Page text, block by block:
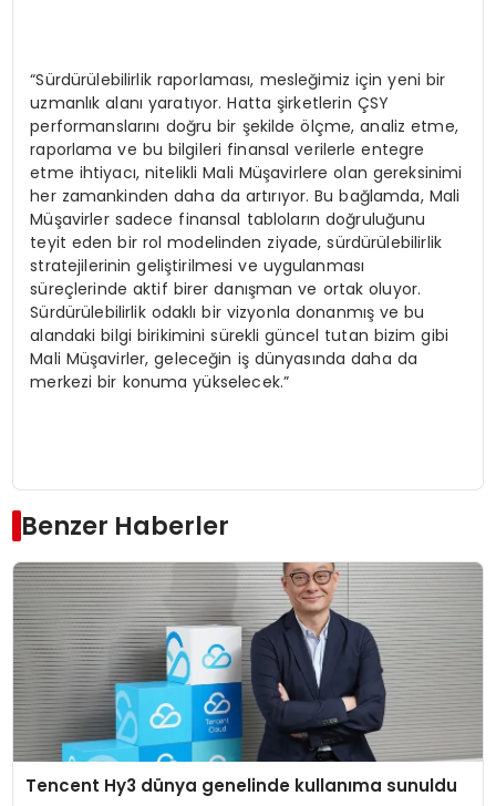
“Sürdürülebilirlik raporlaması, mesleğimiz için yeni bir
uzmanlık alanı yaratıyor. Hatta şirketlerin ÇSY
performanslarını doğru bir şekilde ölçme, analiz etme,
raporlama ve bu bilgileri finansal verilerle entegre
etme ihtiyacı, nitelikli Mali Müşavirlere olan gereksinimi
her zamankinden daha da artırıyor. Bu bağlamda, Mali
Müşavirler sadece finansal tabloların doğruluğunu
teyit eden bir rol modelinden ziyade, sürdürülebilirlik
stratejilerinin geliştirilmesi ve uygulanması
süreçlerinde aktif birer danışman ve ortak oluyor.
Sürdürülebilirlik odaklı bir vizyonla donanmış ve bu
alandaki bilgi birikimini sürekli güncel tutan bizim gibi
Mali Müşavirler, geleceğin iş dünyasında daha da
merkezi bir konuma yükselecek.”
Benzer Haberler
Tencent Hy3 dünya genelinde kullanıma sunuldu